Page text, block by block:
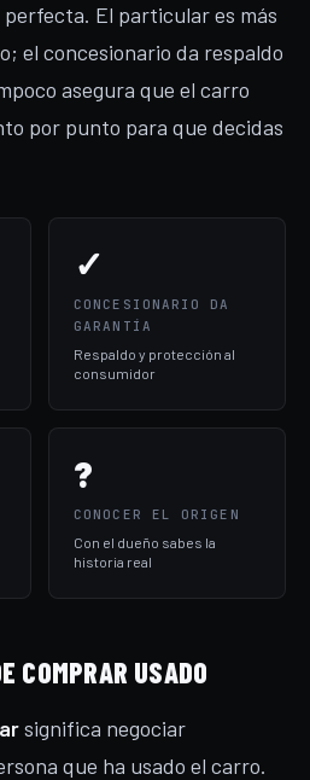
El particular es más
el concesionario da respaldo
asegura que el carro
por punto para que decidas
✓
CONCESIONARIO DA
GARANTÍA
Respaldo y protección al
consumidor
?
CONOCER EL ORIGEN
Con el dueño sabes la
historia real
COMPRAR USADO
significa negociar
que ha usado el carro.